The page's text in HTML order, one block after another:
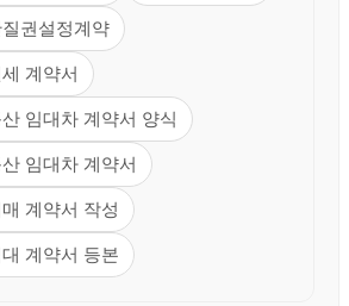
권설정계약
계약서
임대차 계약서 양식
임대차 계약서
계약서 작성
계약서 등본